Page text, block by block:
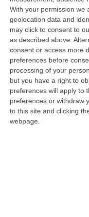
With your permission we
geolocation data and
may click to consent to
as described above.
consent or access more
preferences before
processing of your
but you have a right to
preferences will apply to
preferences or withdraw
to this site and clicking
webpage.
275 Persone Identificate
“Maxi servizio congiunto di
di Gioia Tauro, area indicata
08 Agosto, 8:49
Regione Calabria, Buono
Il CSA-Cisal Promuove Il
“Il CSA-Cisal esprime
collettivo integrativo 2026
08 Agosto, 8:38